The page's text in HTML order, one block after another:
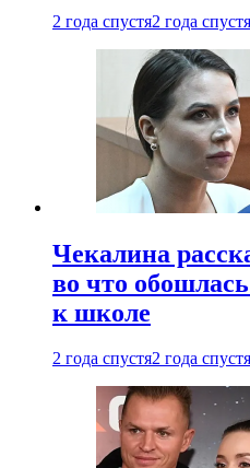
2 года спустя2 года спустя
Чекалина
во что
к школе
2 года спустя2 года спустя